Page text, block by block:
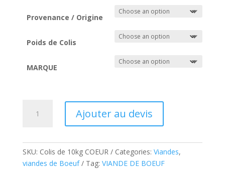
Provenance / Origine
Poids de Colis
MARQUE
Ajouter au devis
SKU: Colis de 10kg COEUR Categories: Viandes,
viandes de Boeuf
Tag: VIANDE DE BOEUF